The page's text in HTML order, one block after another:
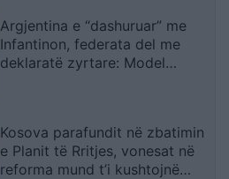
Argjentina e “dashuruar” me
Infantinon, federata del me
deklaratë zyrtare: Model
Kosova parafundit në zbatimin
e Planit të Rritjes, vonesat në
reforma mund t’i kushtojnë